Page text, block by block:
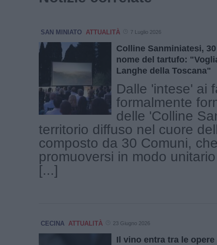
SAN MINIATO ATTUALITÀ 7 Luglio 2026
Colline Sanminiatesi,
nome del tartufo:
Langhe della Toscana"
Dalle 'intese' ai
formalmente
delle 'Colline
territorio diffuso nel cuore
composto da 30 Comuni,
promuoversi in modo
[...]
CECINA ATTUALITÀ 23 Giugno 2026
Il vino entra tra le